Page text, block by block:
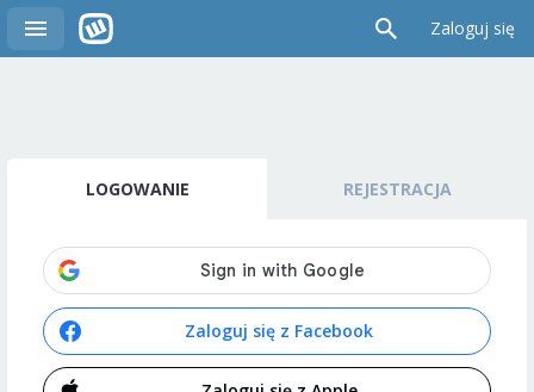
Zaloguj się
LOGOWANIE REJESTRACJA
Zaloguj się z Facebook